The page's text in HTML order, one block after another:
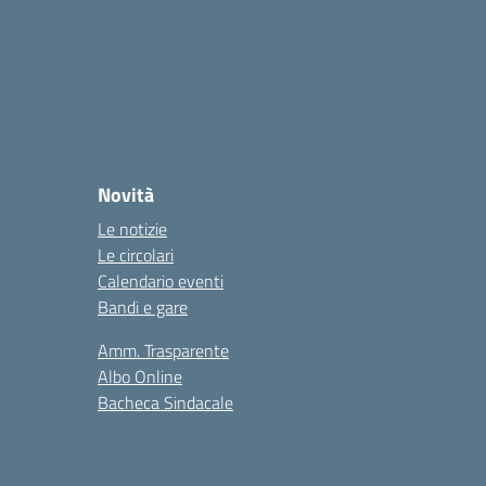
Novità
Le notizie
Le circolari
Calendario eventi
Bandi e gare
Amm. Trasparente
Albo Online
Bacheca Sindacale